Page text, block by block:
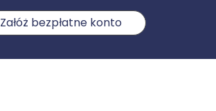
Załóż bezpłatne konto